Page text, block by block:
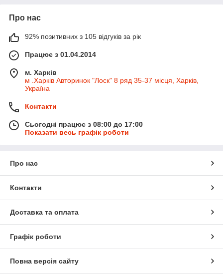
Про нас
92% позитивних з 105 відгуків за рік
Працює з 01.04.2014
м. Харків
м .Харків Авторинок "Лоск" 8 ряд 35-37 місця, Харків,
Україна
Контакти
Сьогодні працює з 08:00 до 17:00
Показати весь графік роботи
Про нас
Контакти
Доставка та оплата
Графік роботи
Повна версія сайту